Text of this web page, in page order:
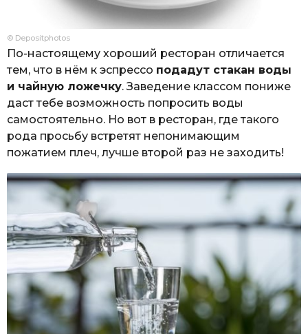
© Depositphotos
По-настоящему хороший ресторан отличается
тем, что в нём к эспрессо подадут стакан воды
и чайную ложечку. Заведение классом пониже
даст тебе возможность попросить воды
самостоятельно. Но вот в ресторан, где такого
рода просьбу встретят непонимающим
пожатием плеч, лучше второй раз не заходить!